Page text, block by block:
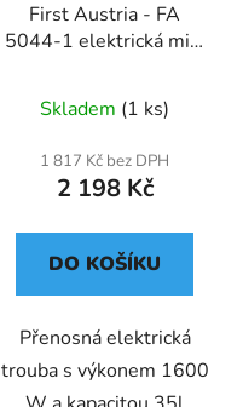
First Austria - FA
5044-1 elektrická mini
Skladem (1 ks)
1 817 Kč bez DPH
2 198 Kč
DO KOŠÍKU
Přenosná elektrická
trouba s výkonem 1600